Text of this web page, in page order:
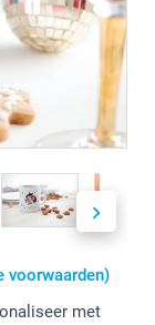
voorwaarden)
met